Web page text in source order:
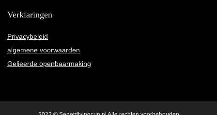
Verklaringen
Privacybeleid
algemene voorwaarden
Gelieerde openbaarmaking